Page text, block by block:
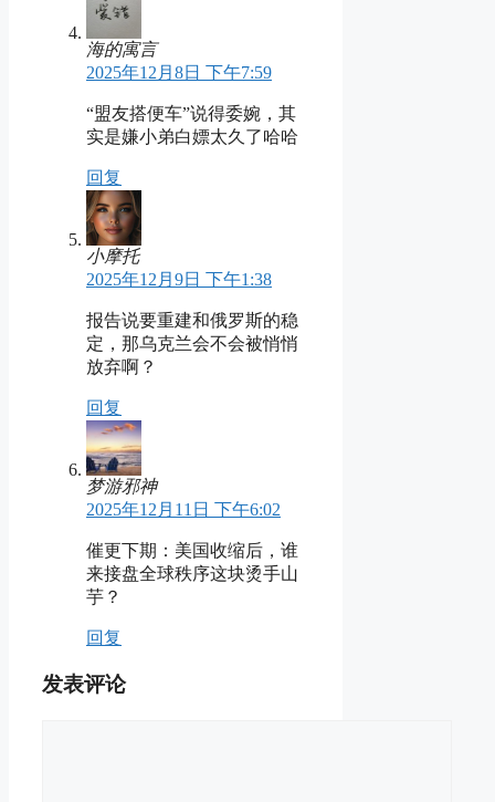
海的寓言
2025年12月8日 下午7:59
“盟友搭便车”说得委婉，其
实是嫌小弟白嫖太久了哈哈
回复
小摩托
2025年12月9日 下午1:38
报告说要重建和俄罗斯的稳
定，那乌克兰会不会被悄悄
放弃啊？
回复
梦游邪神
2025年12月11日 下午6:02
催更下期：美国收缩后，谁
来接盘全球秩序这块烫手山
芋？
回复
发表评论